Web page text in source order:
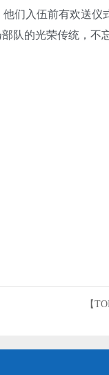
们入伍前有欢送仪
队的光荣传统，不
【